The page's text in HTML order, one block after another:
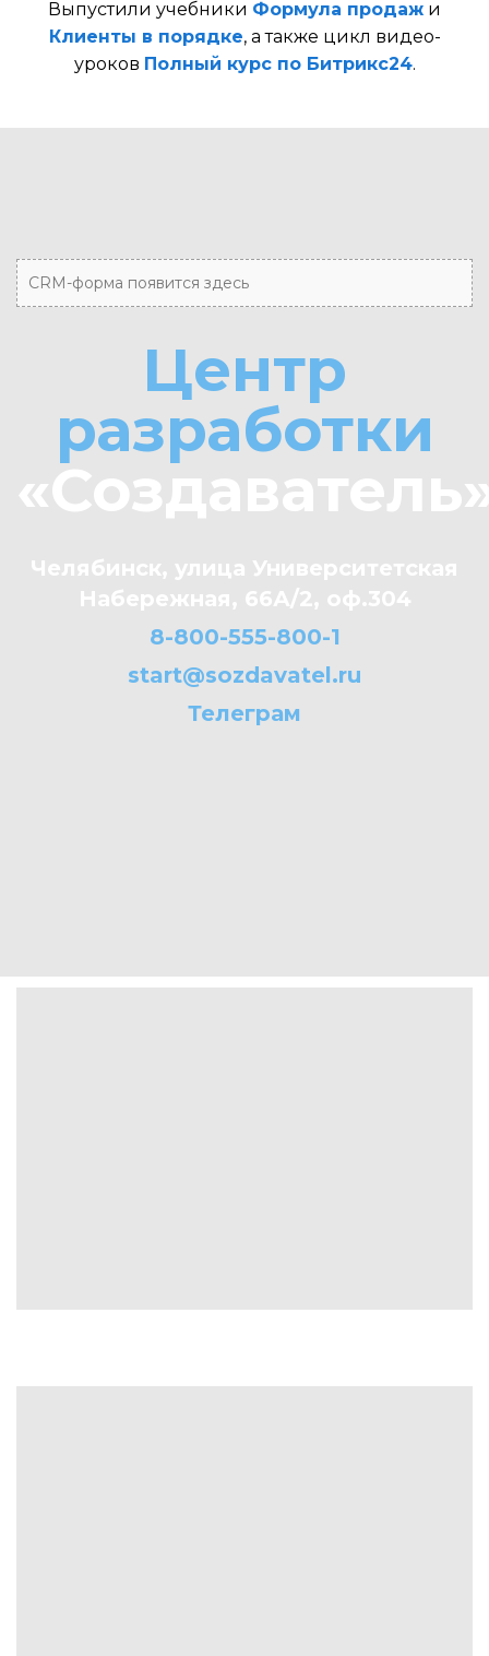
Выпустили учебники Формула продаж и
Клиенты в порядке, а также цикл видео-
уроков Полный курс по Битрикс24.
CRM-форма появится здесь
Центр
разработки
Челябинск, улица Университетская
Набережная, 66А/2, оф.304
8-800-555-800-1
start@sozdavatel.ru
Телеграм